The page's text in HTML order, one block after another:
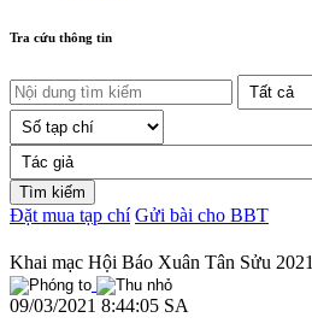
Tra cứu thông tin
Đặt mua tạp chí Gửi bài cho BBT
Khai mạc Hội Báo Xuân Tân Sửu 2021
09/03/2021 8:44:05 SA